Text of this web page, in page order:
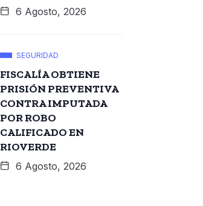
6 Agosto, 2026
SEGURIDAD
FISCALÍA OBTIENE
PRISIÓN PREVENTIVA
CONTRA IMPUTADA
POR ROBO
CALIFICADO EN
RIOVERDE
6 Agosto, 2026